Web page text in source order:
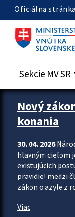
Preskocit na hlavný
Oficiálna stránka
Sekcie MV SR
Zastavit automatický
Nový
konania
30. 04. 2026
hlavným cieľom
existujúcich
pravidiel medzi
zákon o azyle z
Viac